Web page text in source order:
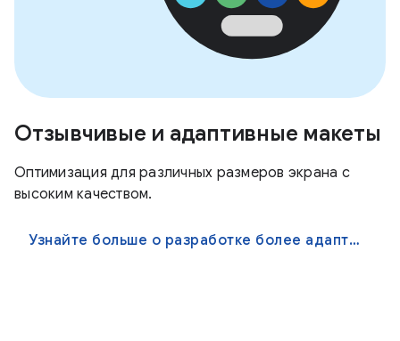
Отзывчивые и адаптивные макеты
Оптимизация для различных размеров экрана с
высоким качеством.
Узнайте больше о разработке более адаптивных приложений